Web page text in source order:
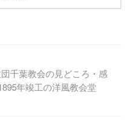
千葉教会の見どころ・感
年竣工の洋風教会堂